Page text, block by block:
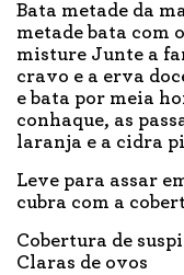
Bata metade da
metade bata com
misture Junte a
cravo e a erva
e bata por meia
conhaque, as
laranja e a cidra
Leve para assar
cubra com a
Cobertura de
Claras de ovos